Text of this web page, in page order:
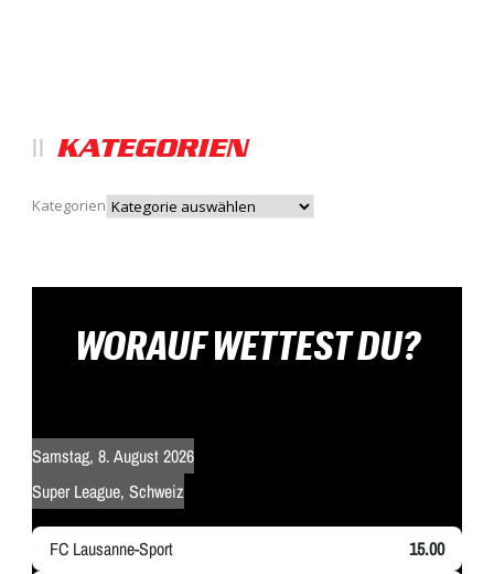
KATEGORIEN
Kategorien